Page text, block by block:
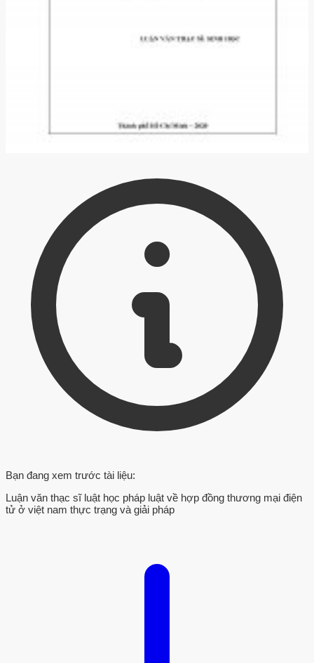
Bạn đang xem trước tài liệu:
Luận văn thạc sĩ luật học pháp luật về hợp đồng thương mại điện
tử ở việt nam thực trạng và giải pháp